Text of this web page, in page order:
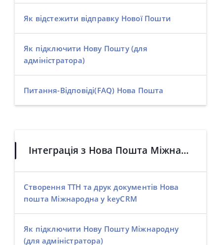
Як відстежити відправку Нової Пошти
Як підключити Нову Пошту (для
адміністратора)
Питання-Відповіді(FAQ) Нова Пошта
Інтеграція з Нова Пошта Міжнародна
Створення ТТН та друк документів Нова
пошта Міжнародна у keyCRM
Як підключити Нову Пошту Міжнародну
(для адміністратора)